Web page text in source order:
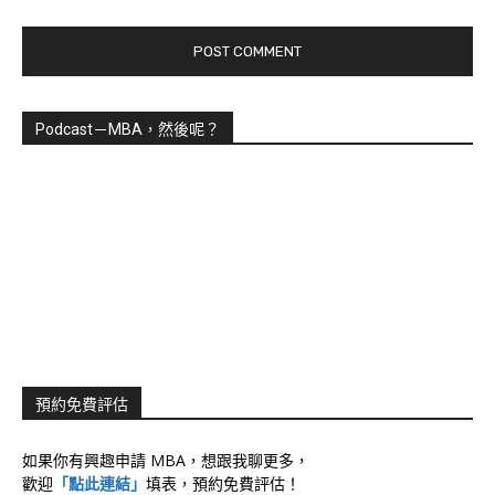
Podcast－MBA，然後呢？
預約免費評估
如果你有興趣申請 MBA，想跟我聊更多，
歡迎 「點此連結」 填表，預約免費評估！